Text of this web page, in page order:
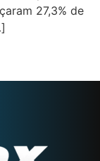
27,3% de